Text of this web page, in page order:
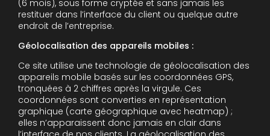
(6 mois), sous forme cryptée et sans jamais les
restituer dans l’interface du client ou quelque autre
endroit de l’entreprise.
Géolocalisation des appareils mobiles :
Ce site utilise une technologie de géolocalisation des
appareils mobile basés sur les coordonnées GPS,
tronquées à 2 chiffres après la virgule. Ces
coordonnées sont converties en représentation
graphique (carte géographique avec heatmap) ;
elles n’apparaissent donc jamais en clair dans